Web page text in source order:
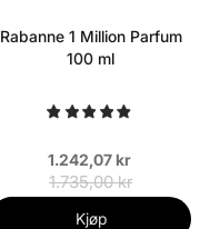
Rabanne 1 Million Parfum
100 ml
1.242,07 kr
1.735,00 kr
Kjøp